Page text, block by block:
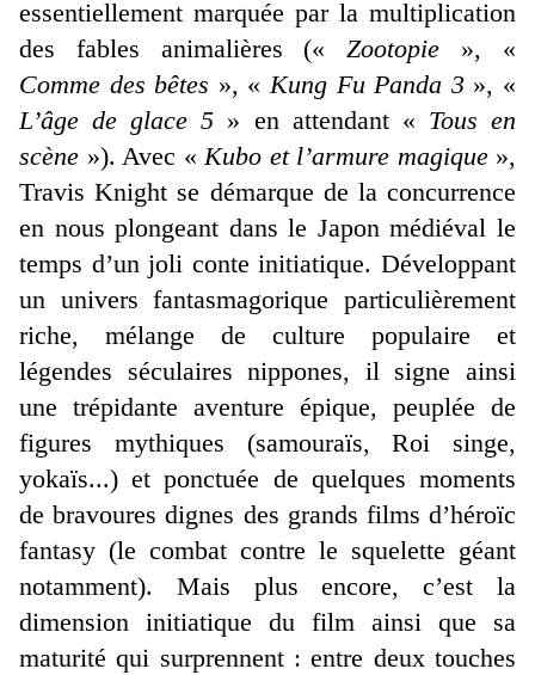
essentiellement marquée par la multiplication
des fables animalières («Zootopie », «
Comme des bêtes », «Kung Fu Panda 3», «
L’âge de glace 5 » en attendant « Tous en
scène »). Avec «Kubo et l’armure magique»,
Travis Knight se démarque de la concurrence
en nous plongeant dans le Japon médiéval le
temps d’un joli conte initiatique. Développant
un univers fantasmagorique particulièrement
riche, mélange de culture populaire et
légendes séculaires nippones, il signe ainsi
une trépidante aventure épique, peuplée de
figures mythiques (samouraïs, Roi singe,
yokaïs...) et ponctuée de quelques moments
de bravoures dignes des grands films d’héroïc
fantasy (le combat contre le squelette géant
notamment). Mais plus encore, c’est la
dimension initiatique du film ainsi que sa
maturité qui surprennent : entre deux touches